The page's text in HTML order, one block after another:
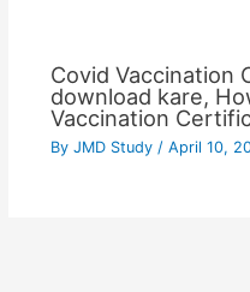
Covid Vaccination
download kare,
Vaccination
By JMD Study / April 10,